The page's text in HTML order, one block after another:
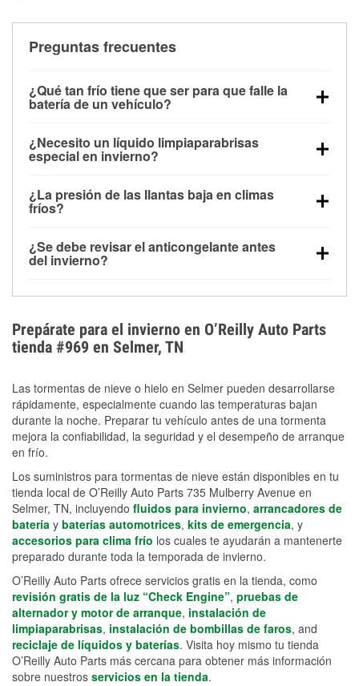
Preguntas frecuentes
¿Qué tan frío tiene que ser para que falle la
batería de un vehículo?
debajo de los 32 °F y puede perder hasta la mitad de
su potencia de arranque cerca de los 0 °F, lo que
arranque.
¿Necesito un líquido limpiaparabrisas
especial en invierno?
la congelación y ayuda a disolver la sal y la nieve
derretida en la carretera para mejorar la visibilidad.
¿La presión de las llantas baja en climas
fríos?
alrededor de 1 PSI por cada 10 °F que baja la
temperatura. Puedes obtener más información sobre
¿Se debe revisar el anticongelante antes
del invierno?
el sobrecalentamiento en condiciones de frío
extremo. Aprende cómo comprobar la protección
anticongelante en nuestra sección How-To.
Prepárate para el invierno en O’Reilly Auto Parts
tienda #969 en Selmer, TN
Las tormentas de nieve o hielo en Selmer pueden desarrollarse
rápidamente, especialmente cuando las temperaturas bajan
durante la noche. Preparar tu vehículo antes de una tormenta
mejora la confiabilidad, la seguridad y el desempeño de arranque
en frío.
Los suministros para tormentas de nieve están disponibles en tu
tienda local de O’Reilly Auto Parts 735 Mulberry Avenue en
Selmer, TN, incluyendo fluidos para invierno, arrancadores de
batería y baterías automotrices, kits de emergencia, y
accesorios para clima frío los cuales te ayudarán a mantenerte
preparado durante toda la temporada de invierno.
O’Reilly Auto Parts ofrece servicios gratis en la tienda, como
revisión gratis de la luz “Check Engine”, pruebas de
alternador y motor de arranque, instalación de
limpiaparabrisas, instalación de bombillas de faros, and
reciclaje de líquidos y baterías. Visita hoy mismo tu tienda
O’Reilly Auto Parts más cercana para obtener más información
sobre nuestros servicios en la tienda.